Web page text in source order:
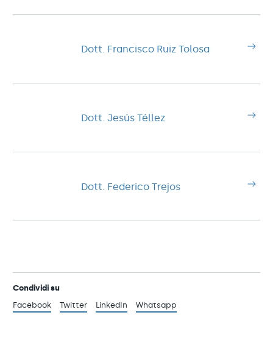
Dott. Francisco Ruiz Tolosa
Dott. Jesús Téllez
Dott. Federico Trejos
Condividi su
Facebook
Twitter LinkedIn Whatsapp